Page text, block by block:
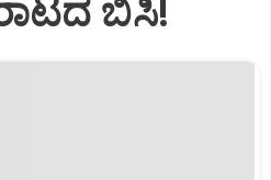
ಬಿಸಿ!